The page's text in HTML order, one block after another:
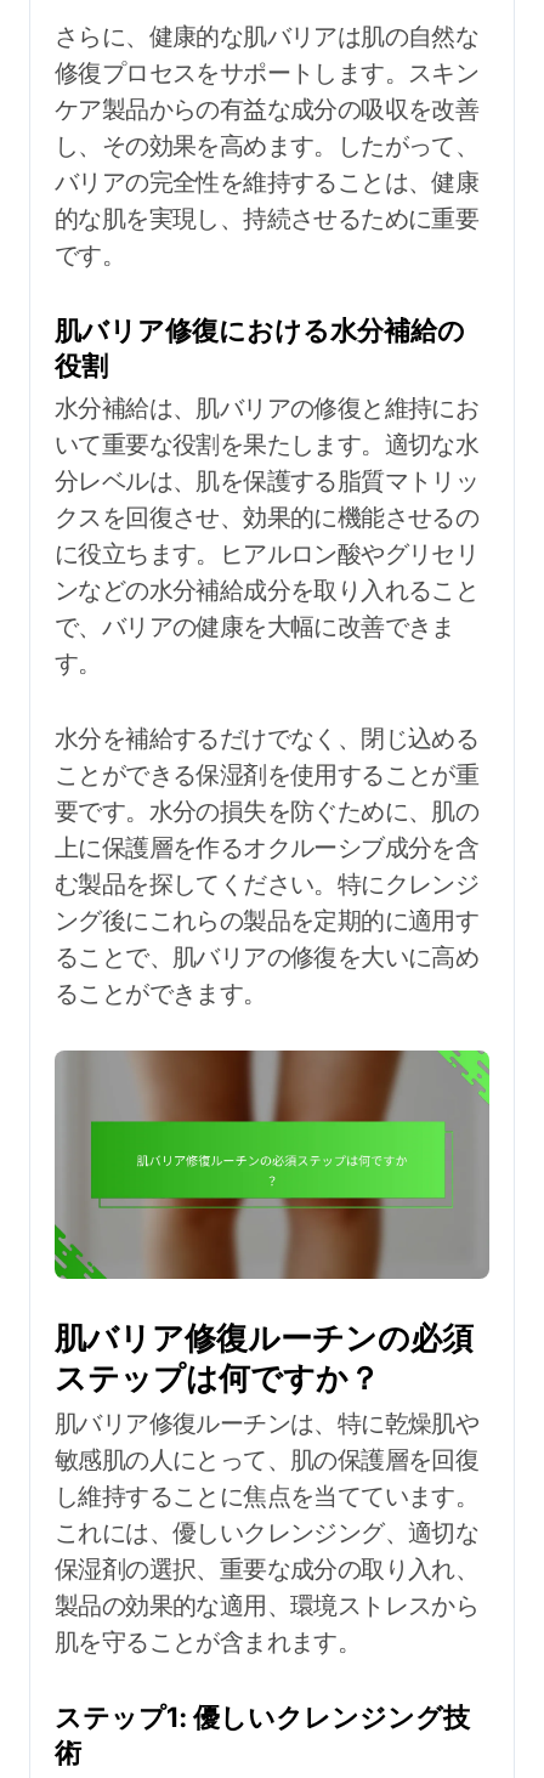
さらに、健康的な肌バリアは肌の自然な
修復プロセスをサポートします。スキン
ケア製品からの有益な成分の吸収を改善
し、その効果を高めます。したがって、
バリアの完全性を維持することは、健康
的な肌を実現し、持続させるために重要
です。
肌バリア修復における水分補給の
役割
水分補給は、肌バリアの修復と維持にお
いて重要な役割を果たします。適切な水
分レベルは、肌を保護する脂質マトリッ
クスを回復させ、効果的に機能させるの
に役立ちます。ヒアルロン酸やグリセリ
ンなどの水分補給成分を取り入れること
で、バリアの健康を大幅に改善できま
す。
水分を補給するだけでなく、閉じ込める
ことができる保湿剤を使用することが重
要です。水分の損失を防ぐために、肌の
上に保護層を作るオクルーシブ成分を含
む製品を探してください。特にクレンジ
ング後にこれらの製品を定期的に適用す
ることで、肌バリアの修復を大いに高め
ることができます。
肌バリア修復ルーチンの必須
ステップは何ですか？
肌バリア修復ルーチンは、特に乾燥肌や
敏感肌の人にとって、肌の保護層を回復
し維持することに焦点を当てています。
これには、優しいクレンジング、適切な
保湿剤の選択、重要な成分の取り入れ、
製品の効果的な適用、環境ストレスから
肌を守ることが含まれます。
ステップ1: 優しいクレンジング技
術